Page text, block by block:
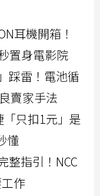
耳機開箱！
置身電影院
踩雷！電池循
賣家手法
「只扣1元」是
懂
整指引！NCC
作